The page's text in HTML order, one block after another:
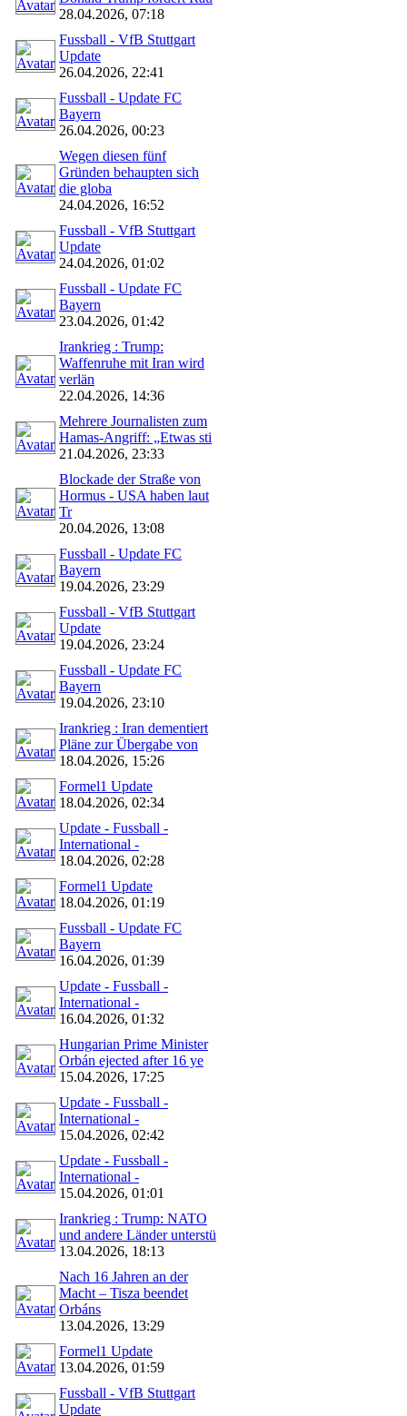
28.04.2026, 07:18
Fussball - VfB Stuttgart
Update
26.04.2026, 22:41
Fussball - Update FC
Bayern
26.04.2026, 00:23
Wegen diesen fünf
Gründen behaupten sich
die globa
24.04.2026, 16:52
Fussball - VfB Stuttgart
Update
24.04.2026, 01:02
Fussball - Update FC
Bayern
23.04.2026, 01:42
Irankrieg : Trump:
Waffenruhe mit Iran wird
verlän
22.04.2026, 14:36
Mehrere Journalisten zum
Hamas-Angriff: „Etwas sti
21.04.2026, 23:33
Blockade der Straße von
Hormus - USA haben laut
Tr
20.04.2026, 13:08
Fussball - Update FC
Bayern
19.04.2026, 23:29
Fussball - VfB Stuttgart
Update
19.04.2026, 23:24
Fussball - Update FC
Bayern
19.04.2026, 23:10
Irankrieg : Iran dementiert
Pläne zur Übergabe von
18.04.2026, 15:26
Formel1 Update
18.04.2026, 02:34
Update - Fussball -
International -
18.04.2026, 02:28
Formel1 Update
18.04.2026, 01:19
Fussball - Update FC
Bayern
16.04.2026, 01:39
Update - Fussball -
International -
16.04.2026, 01:32
Hungarian Prime Minister
Orbán ejected after 16 ye
15.04.2026, 17:25
Update - Fussball -
International -
15.04.2026, 02:42
Update - Fussball -
International -
15.04.2026, 01:01
Irankrieg : Trump: NATO
und andere Länder unterstü
13.04.2026, 18:13
Nach 16 Jahren an der
Macht – Tisza beendet
Orbáns
13.04.2026, 13:29
Formel1 Update
13.04.2026, 01:59
Fussball - VfB Stuttgart
Update